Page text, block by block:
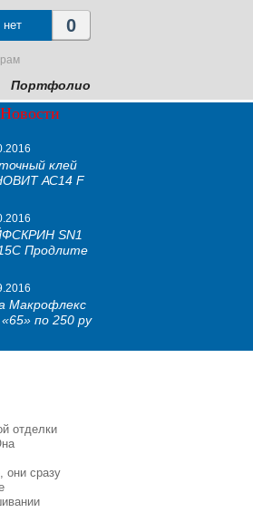
0
нет
Портфолио
25
и
р
MAKROFLEX
цена:
готовая
РА39 W
р
цена:
Новости
клей
АС14 F
SN1
Продлите
Макрофлекс
по 250 ру
отделки
они сразу